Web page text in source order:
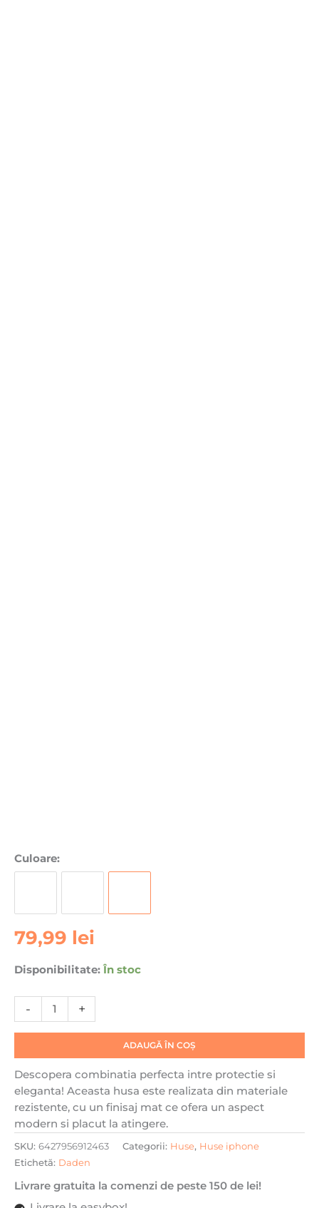
Culoare:
79,99 lei
Disponibilitate: În stoc
-
Cantitate
Husa
17
Matte
Antisoc,
Incarcare
stand,
Negru
+
ADAUGĂ ÎN COȘ
Descopera combinatia perfecta intre protectie si
eleganta! Aceasta husa este realizata din materiale
rezistente, cu un finisaj mat ce ofera un aspect
modern si placut la atingere.
SKU: 6427956912463 Categorii: Huse, Huse iphone
Etichetă: Daden
Livrare gratuita la comenzi de peste 150 de lei!